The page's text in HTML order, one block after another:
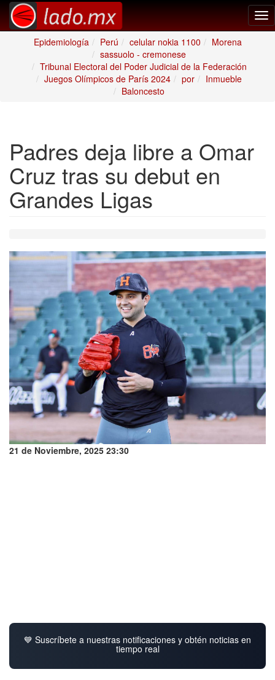
Epidemiología
Perú celular nokia 1100
Morena
sassuolo - cremonese
Tribunal Electoral del Poder Judicial de la Federación
Juegos Olímpicos de París 2024
por
Inmueble
Baloncesto
Padres deja libre a Omar
Cruz tras su debut en
Grandes Ligas
21 de Noviembre, 2025 23:30
💙 Suscríbete a nuestras notificaciones y obtén noticias en
tiempo real